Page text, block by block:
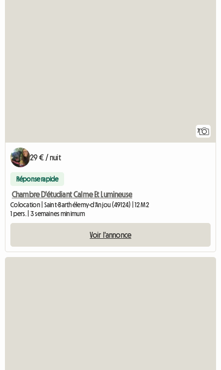
7
29 € / nuit
Réponse rapide
Chambre D'étudiant Calme Et Lumineuse
Colocation | Saint-Barthélemy-d'Anjou (49124) | 12 M2
1 pers. | 3 semaines minimum
Voir l'annonce